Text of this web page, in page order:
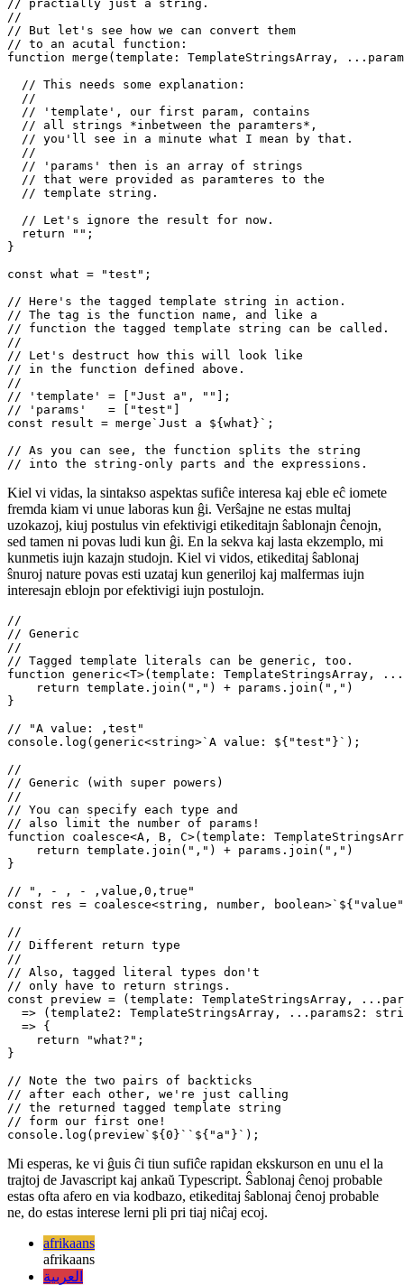
// All previous examples used 'untagged'
// string literals, which means they're
// practially just a string.
// But let's see how we can convert them
// to an acutal function:
function merge(template: TemplateStringsArray,
  // This needs some explanation:
  //
  // 'template', our first param, contains
  // all strings *inbetween the paramters*,
  // you'll see in a minute what I mean by that.
  //
  // 'params' then is an array of strings
  // that were provided as paramteres to the
  // template string.
  // Let's ignore the result for now.
}
const what = "test";
// Here's the tagged template string in action.
// The tag is the function name, and like a
// function the tagged template string can be called.
//
// Let's destruct how this will look like
// in the function defined above.
// 'template' = ["Just a", ""];
// 'params'   = ["test"]
const result = merge`Just a ${what}`;
// As you can see, the function splits the string
Kiel vi vidas, la sintakso aspektas sufiĉe interesa kaj eble eĉ iomete
fremda kiam vi unue laboras kun ĝi. Verŝajne ne estas multaj
uzokazoj, kiuj postulus vin efektivigi etikeditajn ŝablonajn ĉenojn,
sed tamen ni povas ludi kun ĝi. En la sekva kaj lasta ekzemplo, mi
ŝnuroj nature povas esti uzataj kun generiloj kaj malfermas iujn
interesajn eblojn por efektivigi iujn postulojn.
//
// Generic
//
function generic<T>(template: TemplateStringsArray,
    return template.join(",") + params.join(",")
// "A value: ,test"
console.log(generic<string>`A value: ${"test"}`);
//
// Generic (with super powers)
// You can specify each type and
function coalesce<A, B, C>(template:
    return template.join(",") + params.join(",")
// ", - , - ,value,0,true"
const res = coalesce<string, number,
//
// Different return type
// Also, tagged literal types don't
// only have to return strings.
const preview = (template: TemplateStringsArray,
  => {
    return "what?";
}
// Note the two pairs of backticks
// after each other, we're just calling
// the returned tagged template string
// form our first one!
Mi esperas, ke vi ĝuis ĉi tiun sufiĉe rapidan ekskurson en unu el la
estas ofta afero en via kodbazo, etikeditaj ŝablonaj ĉenoj probable
ne, do estas interese lerni pli pri tiaj niĉaj ecoj.